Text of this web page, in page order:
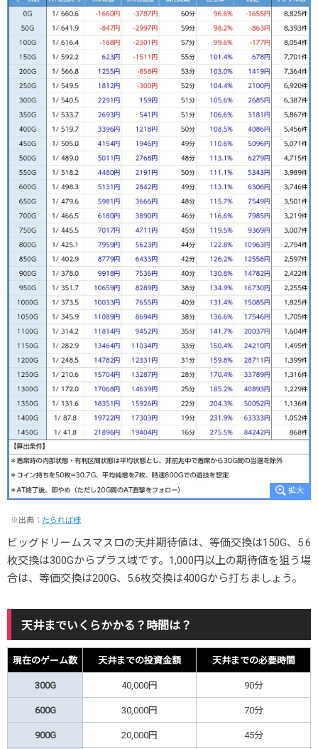
※出典： たられば様
ビッグドリームスマスロの天井期待値は、等価交換は150G、5.6
枚交換は300Gからプラス域です。1,000円以上の期待値を狙う場
合は、等価交換は200G、5.6枚交換は400Gから打ちましょう。
天井までいくらかかる？時間は？
現在のゲーム数 天井までの投資金額 天井までの必要時間
300G 40,000円 90分
600G 30,000円 70分
900G 20,000円 45分